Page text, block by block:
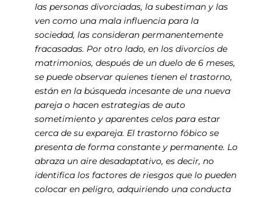
las personas divorciadas, la subestiman y las
ven como una mala influencia para la
sociedad, las consideran permanentemente
fracasadas. Por otro lado, en los divorcios de
matrimonios, después de un duelo de 6 meses,
se puede observar quienes tienen el trastorno,
están en la búsqueda incesante de una nueva
pareja o hacen estrategias de auto
sometimiento y aparentes celos para estar
cerca de su expareja. El trastorno fóbico se
presenta de forma constante y permanente. Lo
abraza un aire desadaptativo, es decir, no
identifica los factores de riesgos que lo pueden
colocar en peligro, adquiriendo una conducta